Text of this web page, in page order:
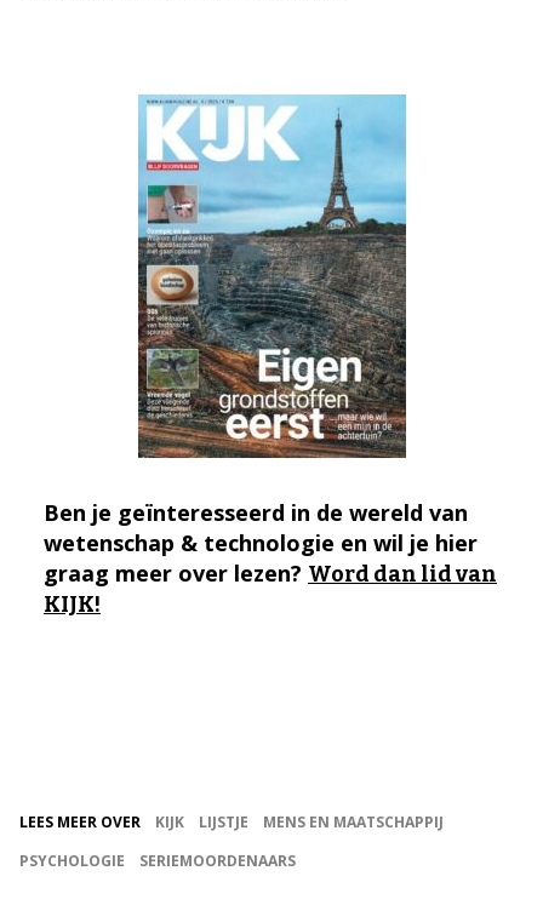
Ben je geïnteresseerd in de wereld van
wetenschap & technologie en wil je hier
graag meer over lezen? Word dan lid van
KIJK!
LEES MEER OVER KIJK LIJSTJE
MENS EN MAATSCHAPPIJ
PSYCHOLOGIE
SERIEMOORDENAARS